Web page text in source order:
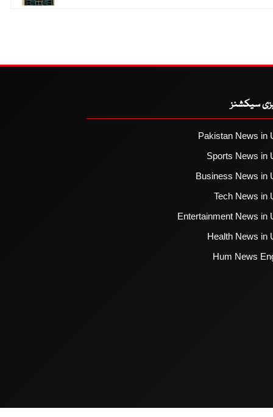
سیکشنز
Pakistan News in
Sports News in
Business News in
Tech News in
Entertainment News in
Health News in
Hum News